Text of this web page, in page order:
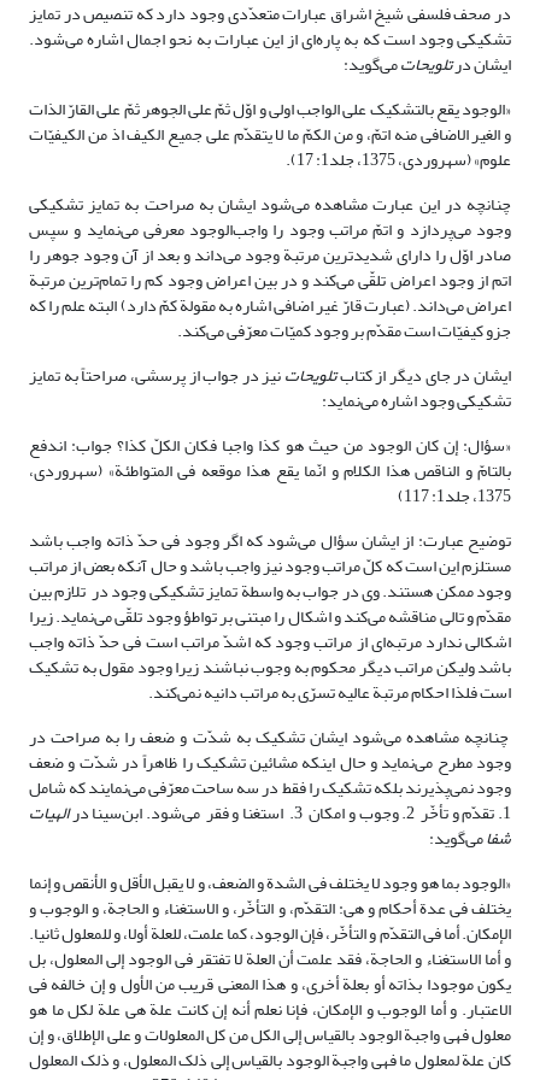
در صحف فلسفی شیخ اشراق عبارات متعدّدی وجود دارد که تنصیص در تمایز
تشکیکی وجود است که به پاره‌ای از این عبارات به نحو اجمال اشاره می‌شود.
ایشان درتلویحاتمی‌گوید:
«الوجود یقع بالتشکیک‏ على الواجب اولى و اوّل‏ ثمّ على الجوهر ثمّ على القارّ الذات
و الغیر الاضافی منه اتمّ، و من الکمّ ما لا یتقدّم على جمیع الکیف اذ من الکیفیّات
علوم» (سهروردی، 1375، جلد1: 17).
چنانچه در این عبارت مشاهده می‌شود ایشان به صراحت به تمایز تشکیکی
وجود می‌پردازد و اتمّ مراتب وجود را واجب‌الوجود معرفی می‌نماید و سپس
صادر اوّل را دارای شدیدترین مرتبة وجود می‌داند و بعد از آن وجود جوهر را
اتم از وجود اعراض تلقّی می‌کند و در بین اعراض وجود کم را تمام‌ترین مرتبة
اعراض می‌داند. (عبارت قارّ غیر اضافی اشاره به مقولة کمّ دارد) البته علم را که
جزو کیفیّات است مقدّم بر وجود کمیّات معرّفی می‌کند.
ایشان در جای دیگر از کتابتلویحاتنیز در جواب از پرسشی، صراحتاً به تمایز
تشکیکی وجود اشاره می‌نماید:
«سؤال: إن‏کان الوجود من حیث هو کذا واجبا فکان الکلّ کذا؟ جواب: اندفع
بالتامّ و الناقص هذا الکلام و انّما یقع هذا موقعه فى المتواطئة» (سهروردی،
1375، جلد1: 117)
توضیح عبارت: از ایشان سؤال می‌شود که اگر وجود فی حدّ ذاته واجب باشد
مستلزم این است که کلّ مراتب وجود نیز واجب باشد و حال آنکه بعض از مراتب
وجود ممکن هستند. وی در جواب به واسطة تمایز تشکیکی وجود در تلازم بین
مقدّم و تالی مناقشه می‌کند و اشکال را مبتنی بر تواطؤ وجود تلقّی می‌نماید. زیرا
اشکالی ندارد مرتبه‌ای از مراتب وجود که اشدّ مراتب است فی حدّ ذاته واجب
باشد ولیکن مراتب دیگر محکوم به وجوب نباشند زیرا وجود مقول به تشکیک
است فلذا احکام مرتبة عالیه تسرّی به مراتب دانیه نمی‌کند.
چنانچه مشاهده می‌شود ایشان تشکیک به شدّت و ضعف را به صراحت در
وجود مطرح می‌نماید و حال اینکه مشائین تشکیک را ظاهراً در شدّت و ضعف
وجود نمی‌پذیرند بلکه تشکیک را فقط در سه ساحت معرّفی می‌نمایند که شامل
1. تقدّم و تأخّر 2. وجوب و امکان 3. استغنا و فقر می‌شود. ابن‌سینا در الهیات
شفامی‌گوید:
«الوجود بما هو وجود لا یختلف فی الشدة و الضعف، و لا یقبل الأقل و الأنقص و إنما
یختلف فی عدة أحکام و هی: التقدّم، و التأخّر، و الاستغناء و الحاجة، و الوجوب و
الإمکان. أما فی التقدّم‏ و التأخّر، فإن‏ الوجود، کما علمت، للعلة أولا، و للمعلول ثانیا.
و أما الاستغناء و الحاجة، فقد علمت أن العلة لا تفتقر فی الوجود إلى المعلول، بل
یکون موجودا بذاته أو بعلة أخرى، و هذا المعنى قریب من الأول و إن خالفه فی
الاعتبار. و أما الوجوب و الإمکان، فإنا نعلم‏ أنه إن کانت‏ علة هی علةلکل ما هو
معلول فهی واجبة الوجود بالقیاس إلى الکل من کل‏ المعلولات و على الإطلاق، و إن
کان‏ علة لمعلول ما فهی واجبة الوجود بالقیاس إلى ذلک المعلول، و ذلک المعلول